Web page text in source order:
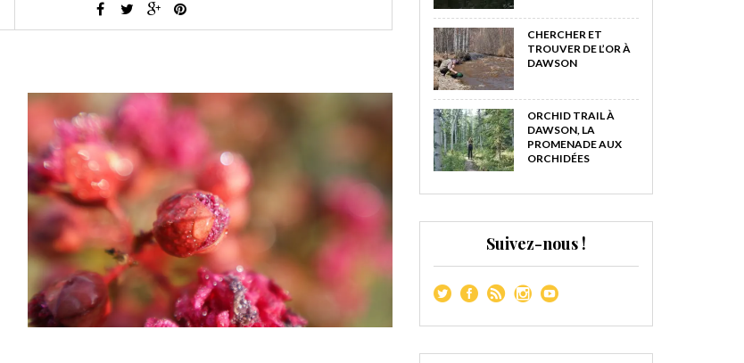
CHERCHER ET
TROUVER DE L’OR À
DAWSON
ORCHID TRAIL À
DAWSON, LA
PROMENADE AUX
ORCHIDÉES
Suivez-nous !